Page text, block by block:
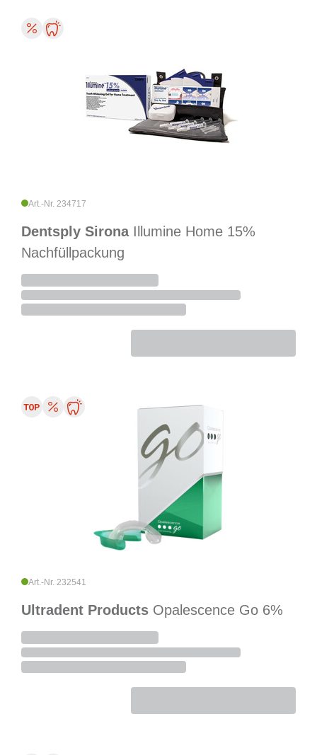
Art.-Nr. 234717
Dentsply Sirona Illumine Home 15%
Nachfüllpackung
Art.-Nr. 232541
Ultradent Products Opalescence Go 6%